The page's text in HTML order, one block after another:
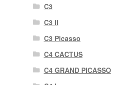
C3
C3 II
C3 Picasso
C4 CACTUS
C4 GRAND PICASSO